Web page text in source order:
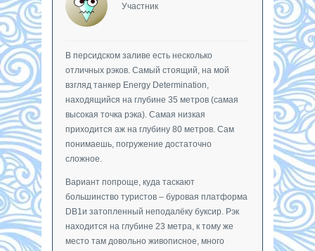
Участник
В персидском заливе есть несколько
отличных рэков. Самый стоящий, на мой
взгляд танкер Energy Determination,
находящийся на глубине 35 метров (самая
высокая точка рэка). Самая низкая
приходится аж на глубину 80 метров. Сам
понимаешь, погружение достаточно
сложное.
Вариант попроще, куда таскают
большинство туристов – буровая платформа
DB1и затопленный неподалёку буксир. Рэк
находится на глубине 23 метра, к тому же
место там довольно живописное, много